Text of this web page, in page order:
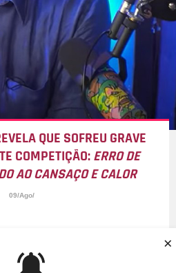
×
QUE SOFREU GRAVE
COMPETIÇÃO:ERRO DE
AO CANSAÇO E CALOR
09/Ago/